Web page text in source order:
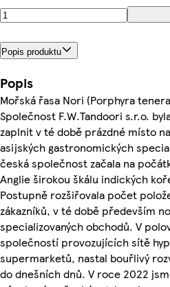
Popis produktu
Popis
Mořská řasa Nori (Porphyra
Společnost F.W.Tandoori s.r.o.
zaplnit v té době prázdné místo
asijských gastronomických
česká společnost začala na
Anglie širokou škálu indických
Postupně rozšiřovala počet
zákazníků, v té době především
specializovaných obchodů. V
společností provozujících sítě
supermarketů, nastal bouřlivý
do dnešních dnů. V roce 2022